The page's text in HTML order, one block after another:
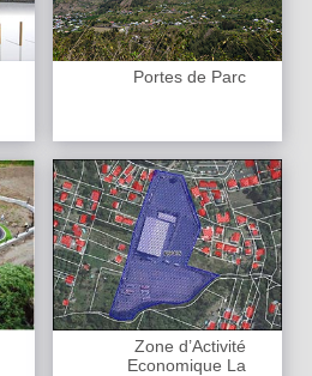
Portes de Parc
Zone d’Activité
Economique La